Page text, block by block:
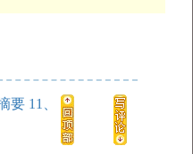
要 11、